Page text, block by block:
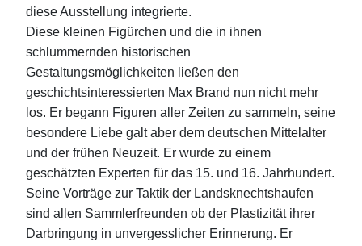
diese Ausstellung integrierte.
Diese kleinen Figürchen und die in ihnen
schlummernden historischen
Gestaltungsmöglichkeiten ließen den
geschichtsinteressierten Max Brand nun nicht mehr
los. Er begann Figuren aller Zeiten zu sammeln, seine
besondere Liebe galt aber dem deutschen Mittelalter
und der frühen Neuzeit. Er wurde zu einem
geschätzten Experten für das 15. und 16. Jahrhundert.
Seine Vorträge zur Taktik der Landsknechtshaufen
sind allen Sammlerfreunden ob der Plastizität ihrer
Darbringung in unvergesslicher Erinnerung. Er